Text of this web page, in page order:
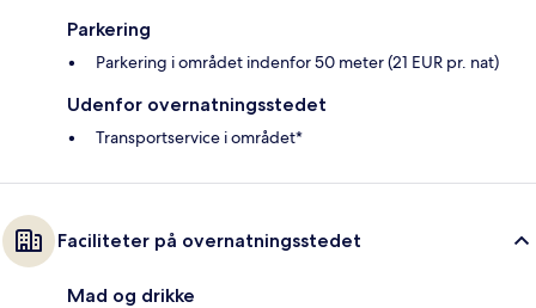
Parkering
Parkering i området indenfor 50 meter (21 EUR pr. nat)
Udenfor overnatningsstedet
Transportservice i området*
Faciliteter på overnatningsstedet
Mad og drikke